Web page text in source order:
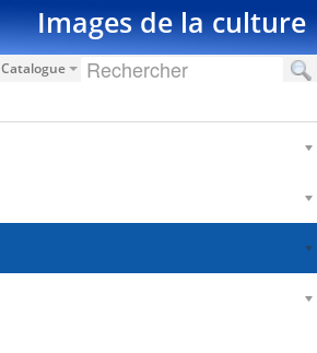
Images de la culture
Catalogue